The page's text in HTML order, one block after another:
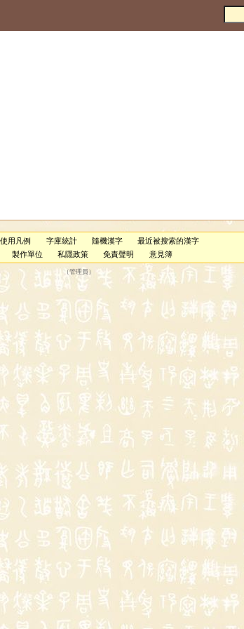
使用凡例 字庫統計 隨機漢字
最近被搜索的漢字
製作單位 私隱政策 免責聲明 意見簿
（管理員 ）